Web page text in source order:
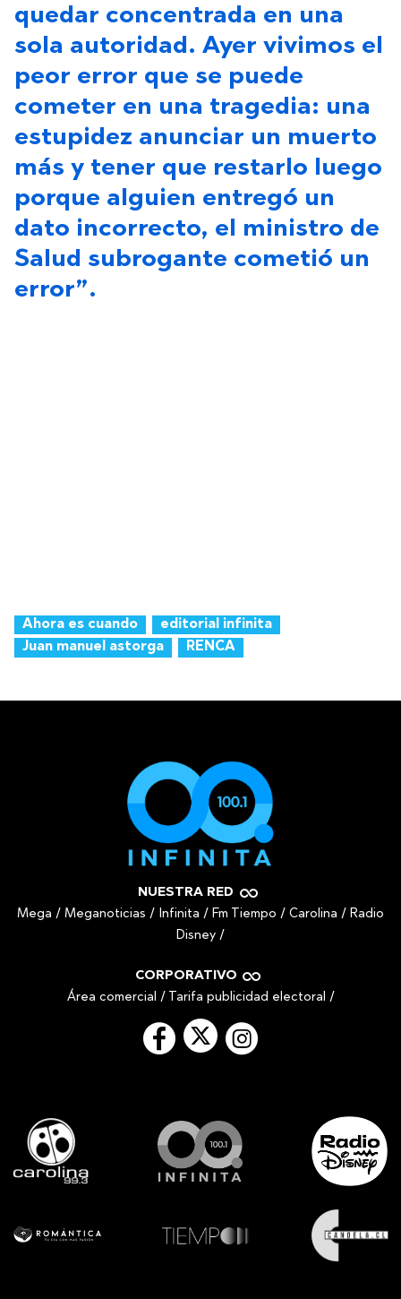
quedar concentrada en una
sola autoridad. Ayer vivimos el
peor error que se puede
cometer en una tragedia: una
estupidez anunciar un muerto
más y tener que restarlo luego
porque alguien entregó un
dato incorrecto, el ministro de
Salud subrogante cometió un
error”.
Ahora es cuando
editorial infinita
Juan manuel astorga
RENCA
NUESTRA RED
Mega / Meganoticias / Infinita / Fm Tiempo / Carolina / Radio
Disney /
CORPORATIVO
Área comercial / Tarifa publicidad electoral /